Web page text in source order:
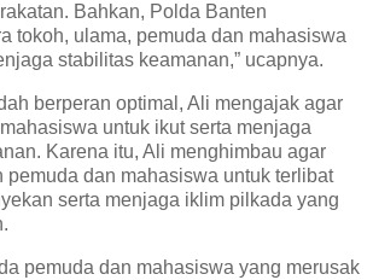
Bahkan, Polda Banten
tokoh, ulama, pemuda dan mahasiswa
stabilitas keamanan,” ucapnya.
berperan optimal, Ali mengajak agar
untuk ikut serta menjaga
Karena itu, Ali menghimbau agar
pemuda dan mahasiswa untuk terlibat
serta menjaga iklim pilkada yang
pemuda dan mahasiswa yang merusak